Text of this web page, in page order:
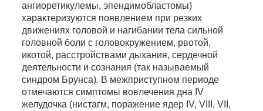
ангиоретикулемы, эпендимобластомы)
характеризуются появлением при резких
движениях головой и нагибании тела сильной
головной боли с головокружением, рвотой,
икотой, расстройствами дыхания, сердечной
деятельности и сознания (так называемый
синдром Брунса). В межприступном периоде
отмечаются симптомы вовлечения дна IV
желудочка (нистагм, поражение ядер IV, VIII, VII,